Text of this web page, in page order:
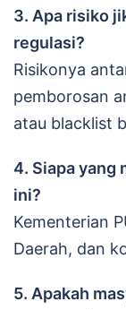
3. Apa risiko
regulasi?
Risikonya
pemborosan
atau blacklist
4. Siapa yang
ini?
Kementerian
Daerah, dan
5. Apakah